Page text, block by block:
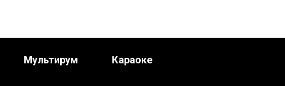
Мультирум Караоке